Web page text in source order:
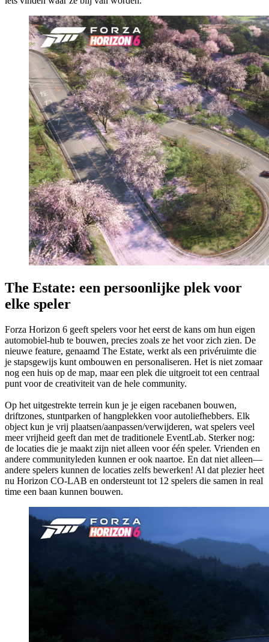
The Estate: een persoonlijke plek voor
elke speler
Forza Horizon 6 geeft spelers voor het eerst de kans om hun eigen
automobiel-hub te bouwen, precies zoals ze het voor zich zien. De
nieuwe feature, genaamd The Estate, werkt als een privéruimte die
je stapsgewijs kunt ombouwen en personaliseren. Het is niet zomaar
nog een huis op de map, maar een plek die uitgroeit tot een centraal
punt voor de creativiteit van de hele community.
Op het uitgestrekte terrein kun je je eigen racebanen bouwen,
driftzones, stuntparken of hangplekken voor autoliefhebbers. Elk
object kun je vrij plaatsen/aanpassen/verwijderen, wat spelers veel
meer vrijheid geeft dan met de traditionele EventLab. Sterker nog:
de locaties die je maakt zijn niet alleen voor één speler. Vrienden en
andere communityleden kunnen er ook naartoe. En dat niet alleen—
andere spelers kunnen de locaties zelfs bewerken! Al dat plezier heet
nu Horizon CO-LAB en ondersteunt tot 12 spelers die samen in real
time een baan kunnen bouwen.